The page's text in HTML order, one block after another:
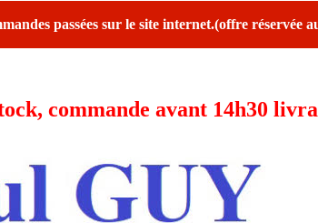
passées sur le site internet.(offre réservée
commande avant 14h30